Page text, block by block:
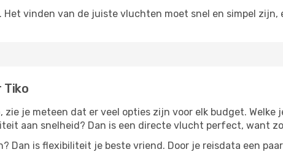
vinden van de juiste vluchten moet snel en simpel zijn,
Tiko
, zie je meteen dat er veel opties zijn voor elk budget.
aan snelheid? Dan is een directe vlucht perfect, want
Dan is flexibiliteit je beste vriend. Door je reisdata een